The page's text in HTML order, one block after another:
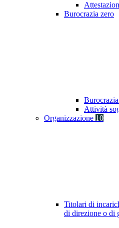
Burocrazia zero
Attività
Organizzazione 10
Titolari di
di direzione o di